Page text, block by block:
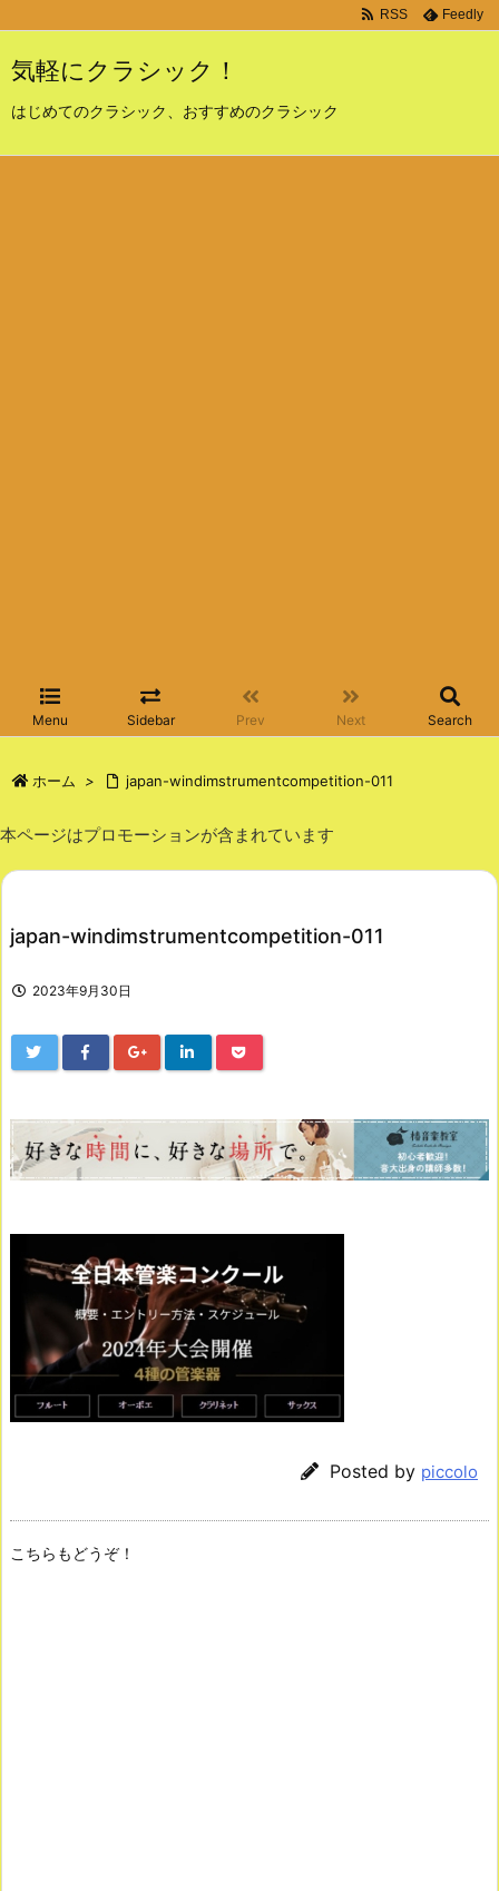
気軽にクラシック！
はじめてのクラシック、おすすめのクラシック
Menu Sidebar Prev Next Search
RSS Feedly
ホーム > japan-windimstrumentcompetition-011
本ページはプロモーションが含まれています
japan-windimstrumentcompetition-011
2023年9月30日
Posted by piccolo
こちらもどうぞ！